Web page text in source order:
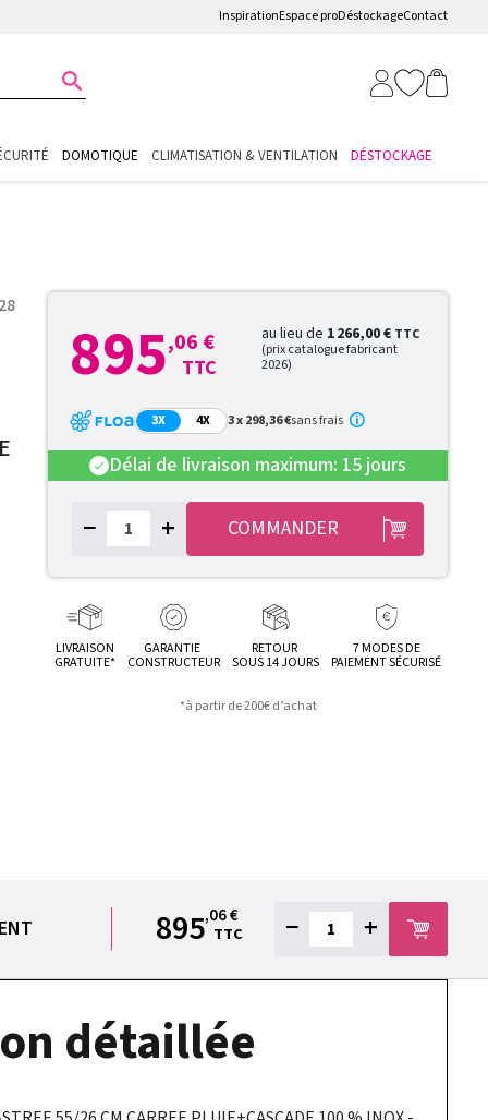
InspirationEspace proDéstockageContact

DOMOTIQUE CLIMATISATION & VENTILATION DÉSTOCKAGE
895,06 €
TTC
au lieu de 1 266,00 € TTC
(prix catalogue fabricant
2026)
3X 4X 3 x 298,36 €sans frais
check Délai de livraison maximum: 15 jours
− + COMMANDER
LIVRAISON
GRATUITE*
GARANTIE
CONSTRUCTEUR
RETOUR
SOUS 14 JOURS
7 MODES DE
PAIEMENT SÉCURISÉ
*à partir de 200€ d’achat
895,06 €
TTC
− +
détaillée